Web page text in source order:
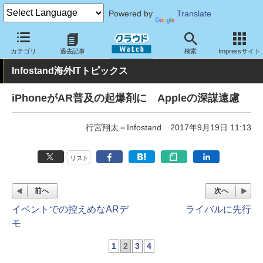
Powered by Translate
カテゴリ 過去記事 検索 Impressサイト
クラウド Watch トピック 業界動向
Infostand海外ITトピックス
iPhoneがAR普及の起爆剤に Appleの深謀遠慮
行宮翔太＝Infostand 2017年9月19日 11:13
リスト
前へ
イベントでの控えめなARデ
モ
次へ
ライバルに先行
1 2 3 4